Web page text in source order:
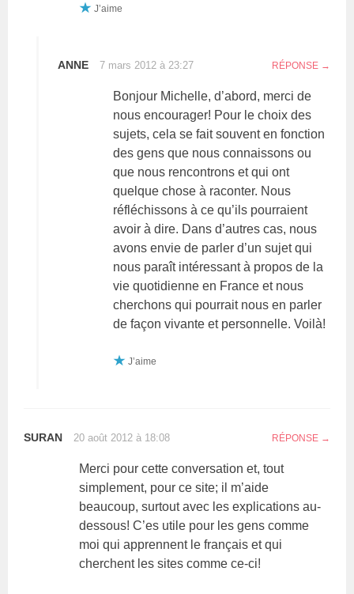
J’aime
ANNE 7 mars 2012 à 23:27 RÉPONSE
Bonjour Michelle, d’abord, merci de
nous encourager! Pour le choix des
sujets, cela se fait souvent en fonction
des gens que nous connaissons ou
que nous rencontrons et qui ont
quelque chose à raconter. Nous
réfléchissons à ce qu’ils pourraient
avoir à dire. Dans d’autres cas, nous
avons envie de parler d’un sujet qui
nous paraît intéressant à propos de la
vie quotidienne en France et nous
cherchons qui pourrait nous en parler
de façon vivante et personnelle. Voilà!
J’aime
SURAN 20 août 2012 à 18:08 RÉPONSE
Merci pour cette conversation et, tout
simplement, pour ce site; il m’aide
beaucoup, surtout avec les explications au-
dessous! C’es utile pour les gens comme
moi qui apprennent le français et qui
cherchent les sites comme ce-ci!